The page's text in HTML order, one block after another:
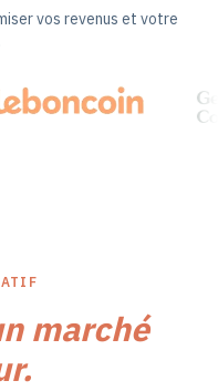
vos revenus et votre
marché